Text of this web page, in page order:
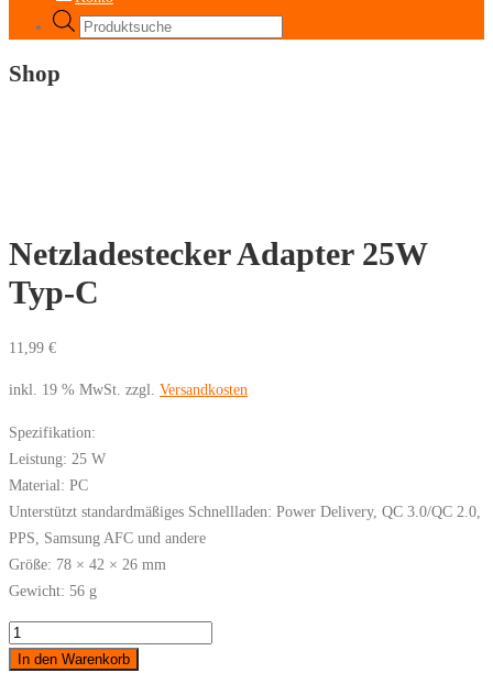
Products
Shop
Netzladestecker Adapter 25W
Typ-C
11,99 €
inkl. 19 % MwSt. zzgl. Versandkosten
Spezifikation:
Leistung: 25 W
Material: PC
Unterstützt standardmäßiges Schnellladen: Power Delivery, QC 3.0/QC 2.0,
PPS, Samsung AFC und andere
Größe: 78 × 42 × 26 mm
Gewicht: 56 g
Netzladestecker
Adapter
In den Warenkorb